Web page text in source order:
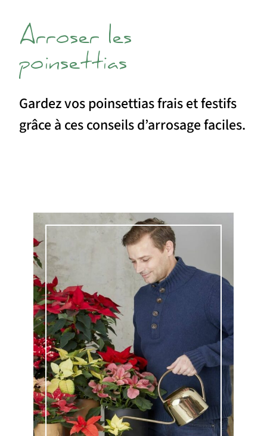
Arroser les
poinsettias
Gardez vos poinsettias frais et festifs
grâce à ces conseils d’arrosage faciles.